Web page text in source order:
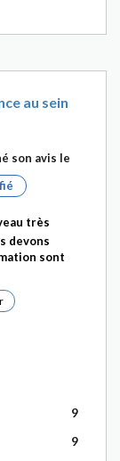
au sein
son avis le
très
devons
sont
9
9